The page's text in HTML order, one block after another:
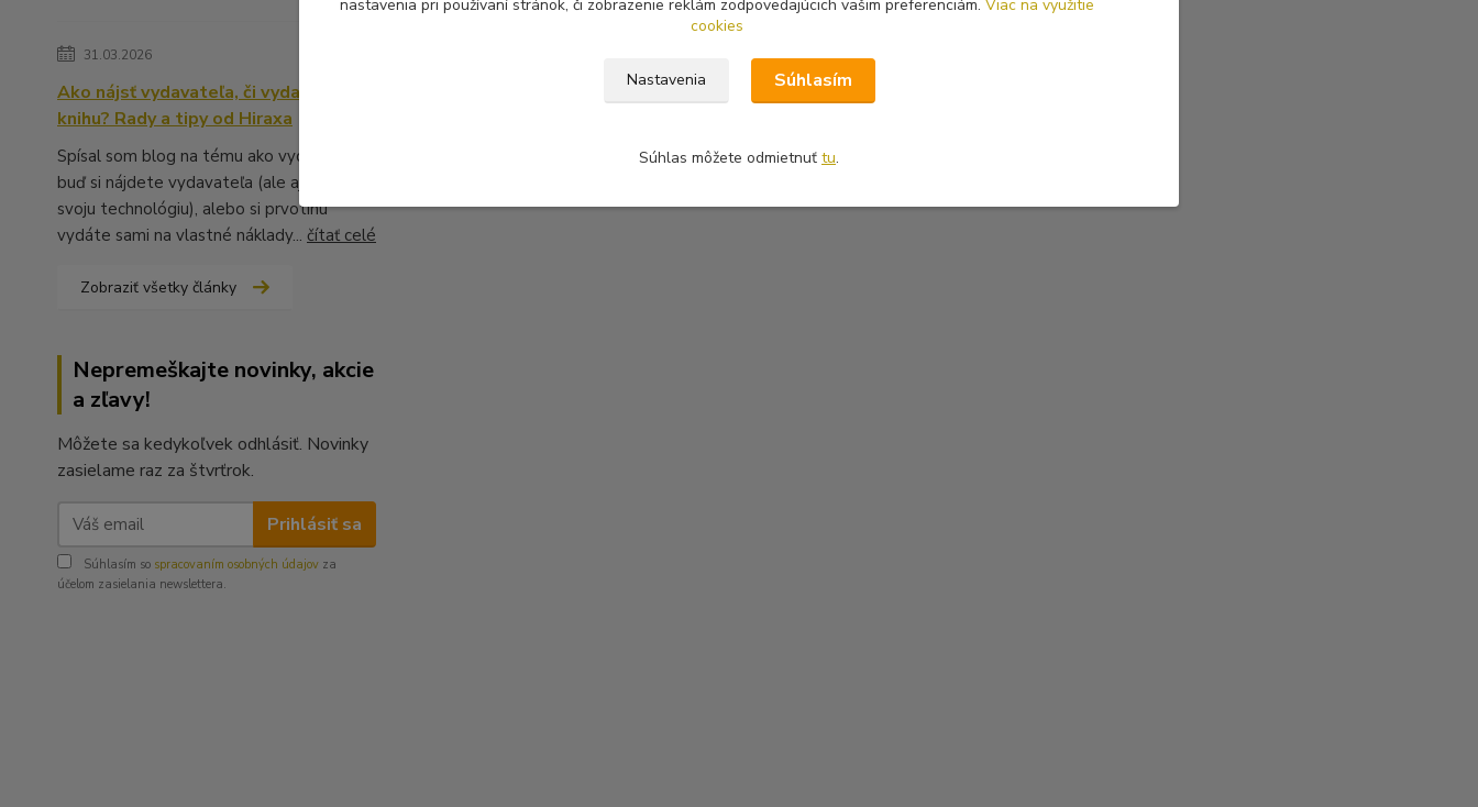
31.03.2026
Ako nájsť vydavateľa, či vydať vlastnú
knihu? Rady a tipy od Hiraxa
Spísal som blog na tému ako vydať knihu -
buď si nájdete vydavateľa (ale aj to má
svoju technológiu), alebo si prvotinu
vydáte sami na vlastné náklady... čítať celé
Zobraziť všetky články
Nepremeškajte novinky, akcie
a zľavy!
Môžete sa kedykoľvek odhlásiť. Novinky
zasielame raz za štvrťrok.
Prihlásiť sa
Súhlasím so spracovaním osobných údajov za
účelom zasielania newslettera.
nastavenia pri používaní stránok, či zobrazenie reklám zodpovedajúcich vašim preferenciám. Viac na využitie
cookies
Nastavenia Súhlasím
Súhlas môžete odmietnuť tu.